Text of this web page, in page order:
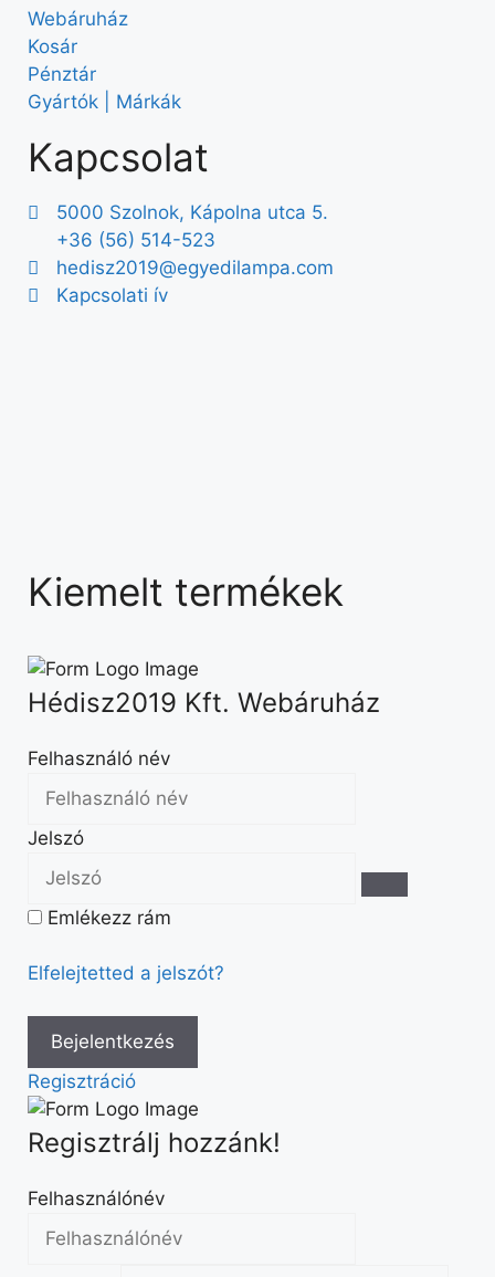
Webáruház
Kosár
Pénztár
Gyártók | Márkák
Kapcsolat
5000 Szolnok, Kápolna utca 5.
+36 (56) 514-523
hedisz2019@egyedilampa.com
Kapcsolati ív
Kiemelt termékek
Hédisz2019 Kft. Webáruház
Felhasználó név
Jelszó
Emlékezz rám
Elfelejtetted a jelszót?
Regisztráció
Regisztrálj hozzánk!
Felhasználónév